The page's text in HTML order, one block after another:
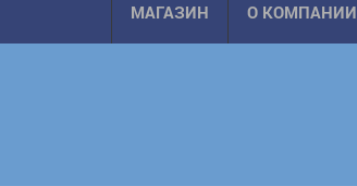
МАГАЗИН О КОМПАНИИ